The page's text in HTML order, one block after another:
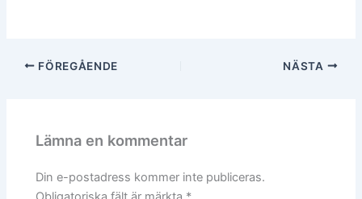
FÖREGÅENDE NÄSTA
Lämna en kommentar
Din e-postadress kommer inte publiceras.